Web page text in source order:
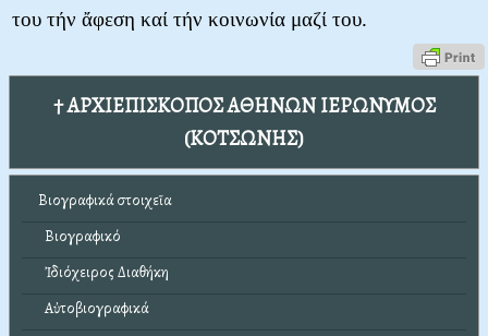
του τήν ἄφεση καί τήν κοινωνία μαζί του.
† ΑΡΧΙΕΠΙΣΚΟΠΟΣ ΑΘΗΝΩΝ ΙΕΡΩΝΥΜΟΣ
(ΚΟΤΣΩΝΗΣ)
Βιογραφικά στοιχεῖα
Βιογραφικό
Ἰδιόχειρος Διαθήκη
Αὐτοβιογραφικά